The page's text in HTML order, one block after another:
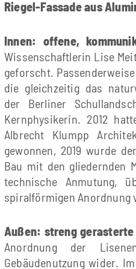
Riegel-Fassade aus
Innen: offene,
Wissenschaftlerin Lise
geforscht.
die gleichzeitig das
der Berliner
Kernphysikerin. 2012
Albrecht Klumpp
gewonnen, 2019 wurde
Bau mit den gliedernden
technische Anmutung,
spiralförmigen Anordnung
Außen: streng
Anordnung der
Gebäudenutzung wider.